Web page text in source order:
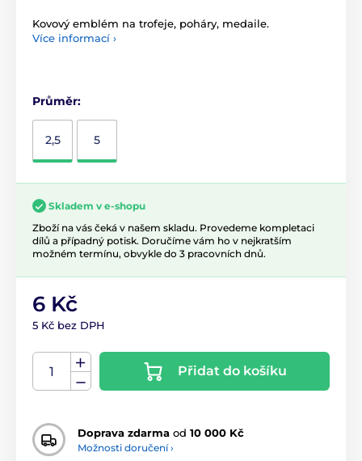
Kovový emblém na trofeje, poháry, medaile.
Více informací ›
Průměr:
2,5 5
Skladem v e-shopu
Zboží na vás čeká v našem skladu. Provedeme kompletaci
dílů a případný potisk. Doručíme vám ho v nejkratším
možném termínu, obvykle do 3 pracovních dnů.
6 Kč
5 Kč bez DPH
Přidat do košíku
Doprava zdarma od 10 000 Kč
Možnosti doručení ›